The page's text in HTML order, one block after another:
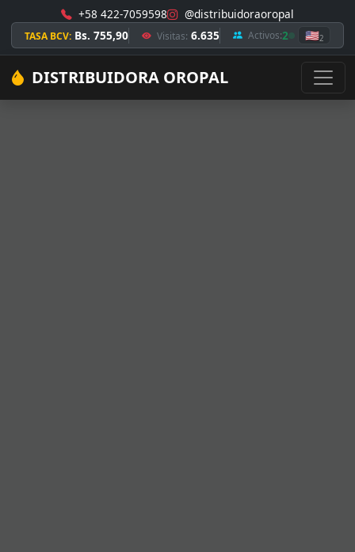
+58 422-7059598 @distribuidoraoropal
TASA BCV: Bs. 755,90 Visitas: 6.635 Activos:2 🇺🇸2
DISTRIBUIDORA OROPAL